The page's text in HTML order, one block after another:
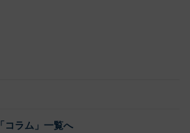
「コラム」一覧へ